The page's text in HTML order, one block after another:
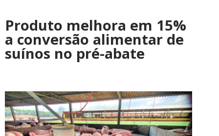
Produto melhora em 15%
a conversão alimentar de
suínos no pré-abate